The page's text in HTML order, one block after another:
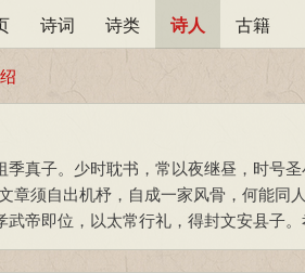
诗词 诗类 诗人 古籍
季真子。少时耽书，常以夜继昼，时号
章须自出机杼，自成一家风骨，何能同
帝即位，以太常行礼，得封文安县子